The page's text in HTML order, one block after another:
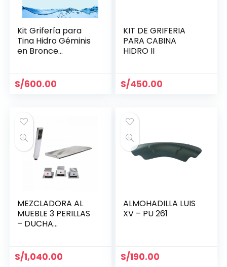
Kit Grifería para
Tina Hidro Géminis
en Bronce
S/600.00
KIT DE GRIFERIA
PARA CABINA
HIDRO II
S/450.00
MEZCLADORA AL
MUEBLE 3 PERILLAS
– DUCHA
MINIMALISTA
S/1,040.00
ALMOHADILLA LUIS
XV – PU 261
S/190.00